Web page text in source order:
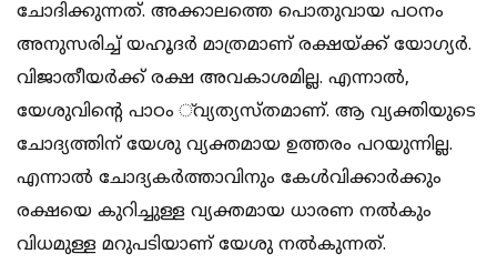
ചോദിക്കുന്നത്. അക്കാലത്തെ പൊതുവായ പഠനം
അനുസരിച്ച് യഹൂദര്‍ മാത്രമാണ് രക്ഷയ്ക്ക് യോഗ്യര്‍.
വിജാതീയര്‍ക്ക് രക്ഷ അവകാശമില്ല. എന്നാല്‍,
യേശുവിന്റെ പാഠം ്‌വ്യത്യസ്തമാണ്. ആ വ്യക്തിയുടെ
ചോദ്യത്തിന് യേശു വ്യക്തമായ ഉത്തരം പറയുന്നില്ല.
എന്നാല്‍ ചോദ്യകര്‍ത്താവിനും കേള്‍വിക്കാര്‍ക്കും
രക്ഷയെ കുറിച്ചുള്ള വ്യക്തമായ ധാരണ നല്‍കും
വിധമുള്ള മറുപടിയാണ് യേശു നല്‍കുന്നത്.